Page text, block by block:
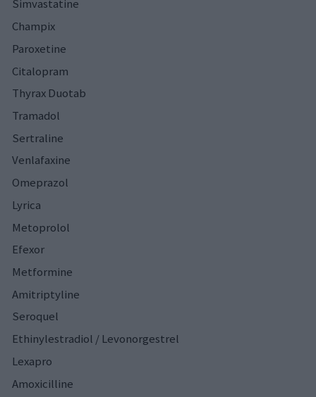
Simvastatine
Champix
Paroxetine
Citalopram
Thyrax Duotab
Tramadol
Sertraline
Venlafaxine
Omeprazol
Lyrica
Metoprolol
Efexor
Metformine
Amitriptyline
Seroquel
Ethinylestradiol / Levonorgestrel
Lexapro
Amoxicilline